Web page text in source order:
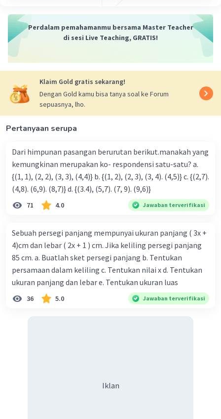
Perdalam pemahamanmu bersama Master Teacher
di sesi Live Teaching, GRATIS!
Klaim Gold gratis sekarang!
Dengan Gold kamu bisa tanya soal ke Forum
sepuasnya, lho.
Pertanyaan serupa
Dari himpunan pasangan berurutan berikut.manakah yang
kemungkinan merupakan ko- respondensi satu-satu? a.
{(1, 1), (2, 2), (3, 3), (4,4)} b. {(1, 2), (2, 3), (3, 4). (4,5)} c. {(2,7).
(4,8). (6,9). (8,7)} d. {(3.4), (5,7). (7, 9). (9,6)}
71 4.0 Jawaban terverifikasi
Sebuah persegi panjang mempunyai ukuran panjang ( 3x +
4)cm dan lebar ( 2x + 1 ) cm. Jika keliling persegi panjang
85 cm. a. Buatlah sket persegi panjang b. Tentukan
persamaan dalam keliling c. Tentukan nilai x d. Tentukan
ukuran panjang dan lebar e. Tentukan ukuran luas
36 5.0 Jawaban terverifikasi
Iklan